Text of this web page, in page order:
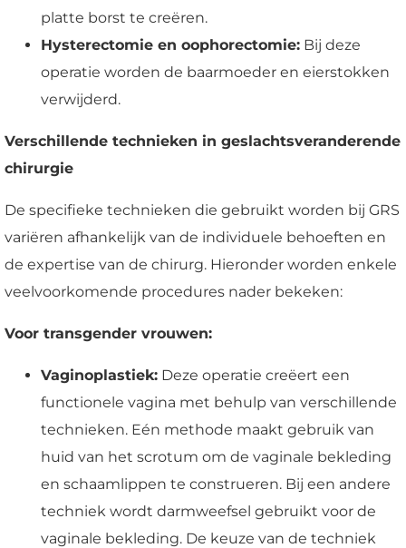
platte borst te creëren.
Hysterectomie en oophorectomie: Bij deze
operatie worden de baarmoeder en eierstokken
verwijderd.
Verschillende technieken in geslachtsveranderende
chirurgie
De specifieke technieken die gebruikt worden bij GRS
variëren afhankelijk van de individuele behoeften en
de expertise van de chirurg. Hieronder worden enkele
veelvoorkomende procedures nader bekeken:
Voor transgender vrouwen:
Vaginoplastiek: Deze operatie creëert een
functionele vagina met behulp van verschillende
technieken. Eén methode maakt gebruik van
huid van het scrotum om de vaginale bekleding
en schaamlippen te construeren. Bij een andere
techniek wordt darmweefsel gebruikt voor de
vaginale bekleding. De keuze van de techniek